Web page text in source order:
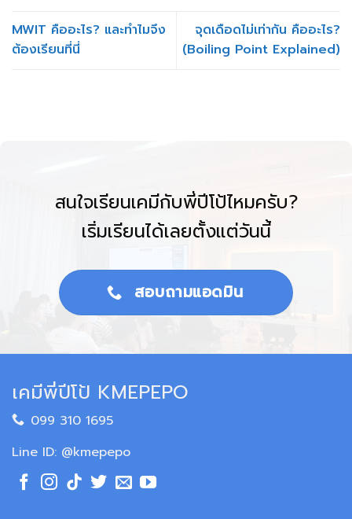
MWIT คืออะไร? และทำไมจึง
ต้องเรียนที่นี่
จุดเดือดไม่เท่ากัน คืออะไร?
(Boiling Point Explained)
สนใจเรียนเคมีกับพี่ปีโป้ไหมครับ?
เริ่มเรียนได้เลยตั้งแต่วันนี้
สอบถามแอดมิน
เคมีพี่ปีโป้ KMEPEPO
099 310 1695
Line ID: @kmepepo